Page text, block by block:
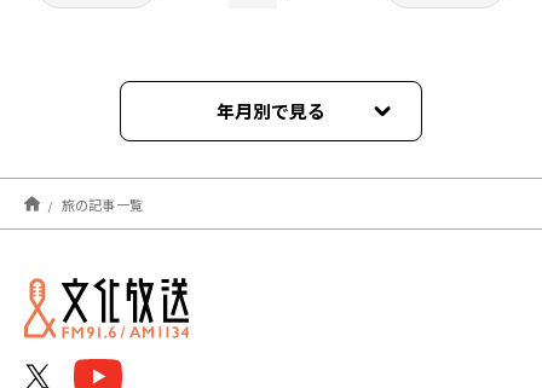
年月別で見る
2026年03月
2025年04月
2023年09月
旅の記事一覧